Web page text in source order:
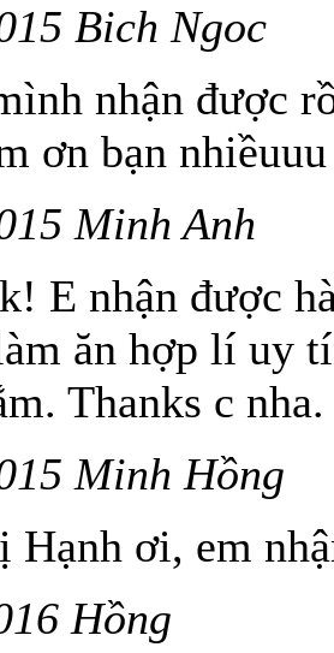
Bich Ngoc
nhận được
ơn bạn nhiềuuu
Minh Anh
E nhận được
ăn hợp lí uy
Thanks c nha.
Minh Hồng
Hạnh ơi, em
Hồng